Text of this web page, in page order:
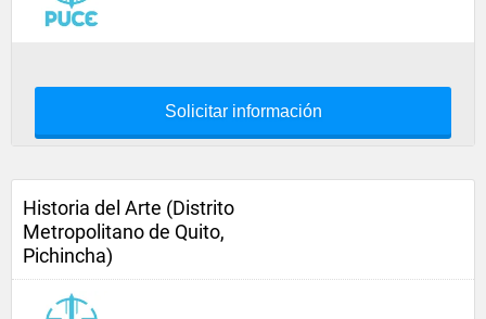
Solicitar información
Historia del Arte (Distrito
Metropolitano de Quito,
Pichincha)